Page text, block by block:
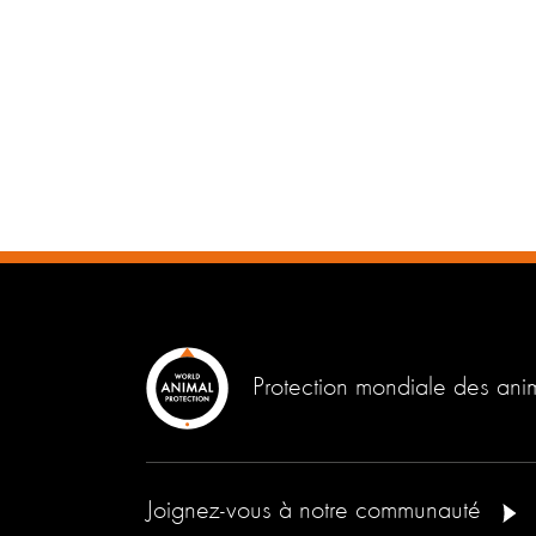
Protection mondiale des
Joignez-vous à notre communauté